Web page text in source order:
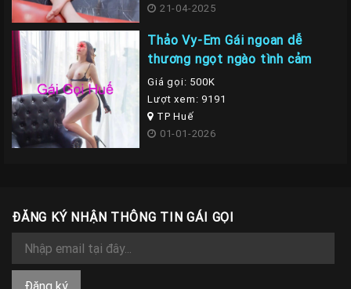
21-04-2025
Thảo Vy-Em Gái ngoan dễ
thương ngọt ngào tình cảm
Giá gọi: 500K
Lượt xem: 9191
TP Huế
01-01-2026
ĐĂNG KÝ NHẬN THÔNG TIN GÁI GỌI